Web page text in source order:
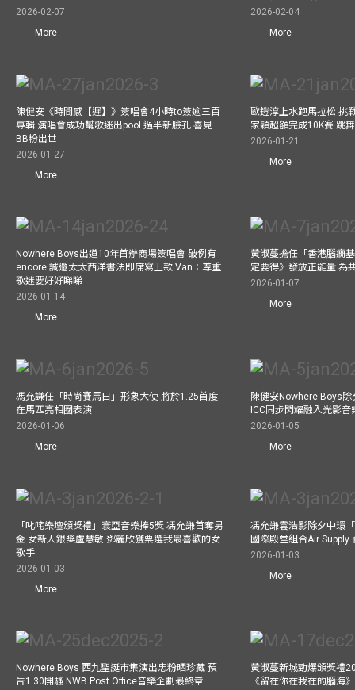
2026-02-07
More
2026-02-04
More
陳健安《時間感【遲】》簽唱會4小時to簽逾三百
專輯 演唱會成功幫歌迷出pool 過半新臉孔 喜見
BB粉出世
2026-01-27
More
歐鎧淳上水跑馬拉松 挑
家穎超額完成10K賽 跳
2026-01-21
More
Nowhere Boys出道10年首辦商場簽唱會 破例有
encore 誠邀太太西洋書法即席寫上款 Van：尊重
歌迷要好好睇睇
2026-01-14
More
黃淑蔓擔任「香港腦癇
定要得》發放正能量 為
2026-01-07
More
馮允謙任「時尚賽馬日」形象大使 將於1.25首度
在馬匹亮相圈表演
2026-01-06
More
陳健安Nowhere Boys
ICC同步閃耀融入光影音
2026-01-05
More
「叱咤樂壇頒獎禮」寰亞音樂捧5獎 馮允謙首奪男
金 女新人銀獎盧慧敏 鄧麗欣獲票選我最喜歡的女
歌手
2026-01-03
More
馮允謙雲浩影除夕中環
國際殿堂組合Air Supply
2026-01-03
More
Nowhere Boys 西九聖誕市集演出忠粉晒珍藏 預
告1.30開騷 NWB Post Office音樂企劃最終章
黃淑蔓新城勁爆頒獎禮
《留在你在我在的腦海